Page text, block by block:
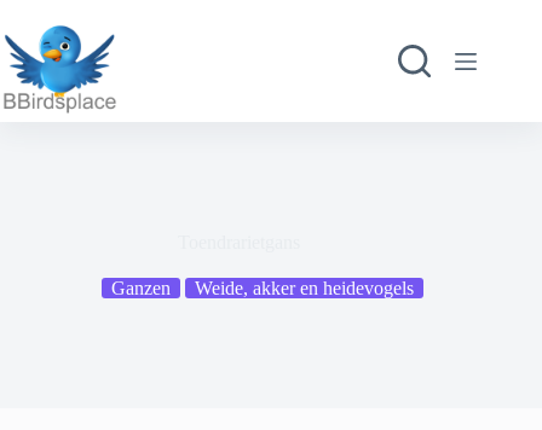
naar
de
inhoud
Ganzen Weide, akker en heidevogels